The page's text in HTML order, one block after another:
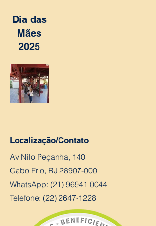
Dia das
Mães
2025
Localização/Contato
Av Nilo Peçanha, 140
Cabo Frio, RJ 28907-000
WhatsApp: (21) 96941 0044
Telefone: (22) 2647-1228